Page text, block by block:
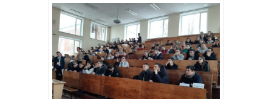
Главная
Депутаты